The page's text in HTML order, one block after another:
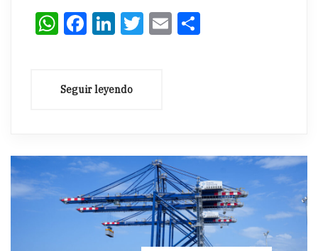
WhatsApp
Facebook
LinkedIn
Twitter
Email